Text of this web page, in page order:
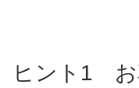
ヒント1 お